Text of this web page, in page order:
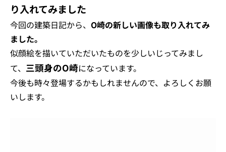
り入れてみました
今回の建築日記から、 O崎の新しい画像も取り入れてみ
ました。
似顔絵を描いていただいたものを少しいじってみまし
て、 三頭身のO崎になっています。
今後も時々登場するかもしれませんので、よろしくお願
いします。